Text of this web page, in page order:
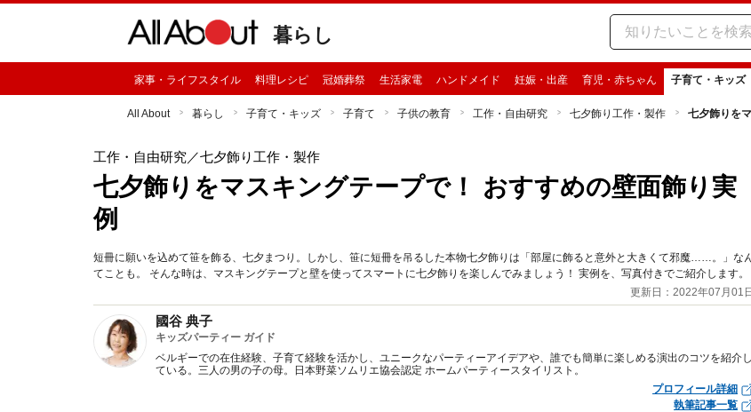
暮らし
家事・ライフスタイル 料理レシピ 冠婚葬祭 生活家電 ハンドメイド 妊娠・出産 育児・赤ちゃん 子育て・キッズ
All About 暮らし 子育て・キッズ 子育て 子供の教育 工作・自由研究 七夕飾り工作・製作 七夕飾りを
工作・自由研究／七夕飾り工作・製作
七夕飾りをマスキングテープで！ おすすめの壁面飾り実
例
短冊に願いを込めて笹を飾る、七夕まつり。しかし、笹に短冊を吊るした本物七夕飾りは「部屋に飾ると意外と大きくて邪魔……。」な
てことも。 そんな時は、マスキングテープと壁を使ってスマートに七夕飾りを楽しんでみましょう！ 実例を、写真付きでご紹介します。
更新日：2022年07月01日
國谷 典子
キッズパーティー ガイド
ベルギーでの在住経験、子育て経験を活かし、ユニークなパーティーアイデアや、誰でも簡単に楽しめる演出のコツを紹介し
ている。三人の男の子の母。日本野菜ソムリエ協会認定 ホームパーティースタイリスト。
プロフィール詳細
執筆記事一覧